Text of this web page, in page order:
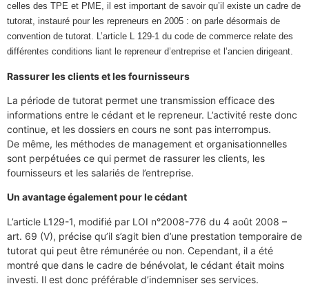
celles des TPE et PME, il est important de savoir qu’il existe un cadre de
tutorat, instauré pour les repreneurs en 2005 : on parle désormais de
convention de tutorat. L’article L 129-1 du code de commerce relate des
différentes conditions liant le repreneur d’entreprise et l’ancien dirigeant.
Rassurer les clients et les fournisseurs
La période de tutorat permet une transmission efficace des
informations entre le cédant et le repreneur. L’activité reste donc
continue, et les dossiers en cours ne sont pas interrompus.
De même, les méthodes de management et organisationnelles
sont perpétuées ce qui permet de rassurer les clients, les
fournisseurs et les salariés de l’entreprise.
Un avantage également pour le cédant
L’article L129-1, modifié par LOI n°2008-776 du 4 août 2008 –
art. 69 (V), précise qu’il s’agit bien d’une prestation temporaire de
tutorat qui peut être rémunérée ou non. Cependant, il a été
montré que dans le cadre de bénévolat, le cédant était moins
investi. Il est donc préférable d’indemniser ses services.